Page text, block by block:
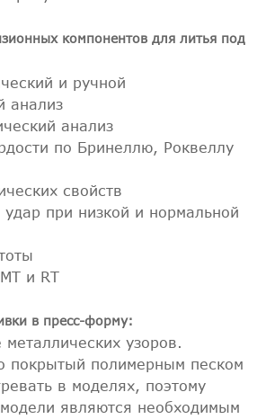
компонентов для литья под
и ручной
анализ
анализ
по Бринеллю, Роквеллу
свойств
при низкой и нормальной
и RT
в пресс-форму:
узоров.
покрытый полимерным песком
в моделях, поэтому
являются необходимым